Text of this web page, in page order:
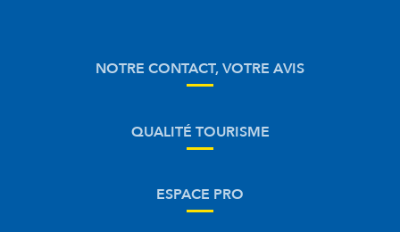
NOTRE CONTACT, VOTRE AVIS
QUALITÉ TOURISME
ESPACE PRO